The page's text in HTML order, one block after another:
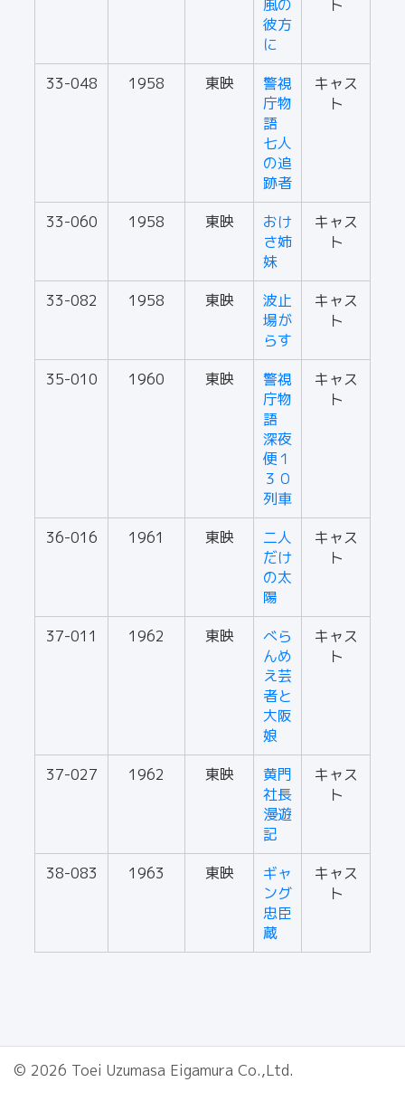
風の
彼方
に
ト
33-048 1958 東映
警視
庁物
語
七人
の追
跡者
キャス
ト
33-060 1958 東映
おけ
さ姉
妹
キャス
ト
33-082 1958 東映
波止
場が
らす
キャス
ト
35-010 1960 東映
警視
庁物
語
深夜
便１
３０
列車
キャス
ト
36-016 1961 東映
二人
だけ
の太
陽
キャス
ト
37-011 1962 東映
べら
んめ
え芸
者と
大阪
娘
キャス
ト
37-027 1962 東映
黄門
社長
漫遊
記
キャス
ト
38-083 1963 東映
ギャ
ング
忠臣
蔵
キャス
ト
© 2026 Toei Uzumasa Eigamura Co.,Ltd.